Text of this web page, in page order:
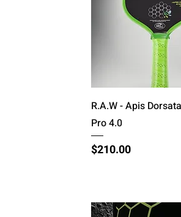
त्वरित दृश्य
R.A.W - Apis
Pro 4.0
मूल्य
$210.00